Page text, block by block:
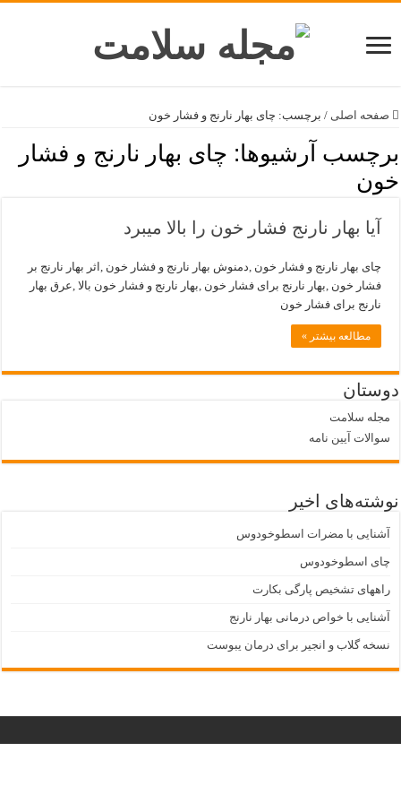
صفحه اصلی / برچسب: چای بهار نارنج و فشار خون
برچسب آرشیوها: چای بهار نارنج و فشار
خون
آیا بهار نارنج فشار خون را بالا میبرد
چای بهار نارنج و فشار خون ,دمنوش بهار نارنج و فشار خون ,اثر بهار نارنج بر
فشار خون ,بهار نارنج برای فشار خون ,بهار نارنج و فشار خون بالا ,عرق بهار
نارنج برای فشار خون
مطالعه بیشتر »
دوستان
مجله سلامت
سوالات آیین نامه
نوشته‌های اخیر
آشنایی با مضرات اسطوخودوس
چای اسطوخودوس
راههای تشخيص پارگی بكارت
آشنایی با خواص درمانی بهار نارنج
نسخه گلاب و انجیر برای درمان یبوست